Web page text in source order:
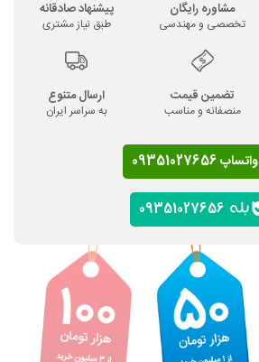
مشاوره رایگان
تخصصی و مهندسی
پیشنهاد صادقانه
طبق نیاز مشتری
تضمین قیمت
منصفانه و مناسب
ارسال متنوع
به سراسر ایران
واتساپ 09351027656